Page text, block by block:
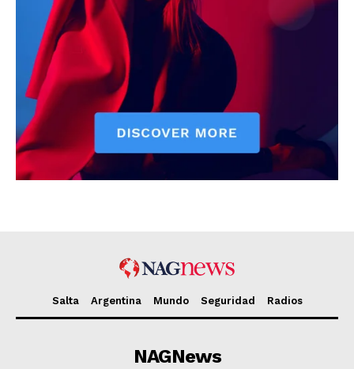
Salta Argentina Mundo Seguridad Radios
NAGNews